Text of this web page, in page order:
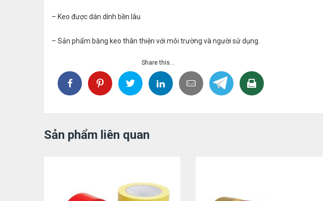
– Keo được dán dính bền lâu
– Sản phẩm băng keo thân thiện với môi trường và người sử dụng.
Share this...
Sản phẩm liên quan